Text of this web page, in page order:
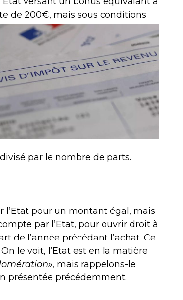
de 200€, mais sous conditions
par le nombre de parts.
l’Etat pour un montant égal, mais
par l’Etat, pour ouvrir droit à
de l’année précédant l’achat. Ce
le voit, l’Etat est en la matière
, mais rappelons-le
présentée précédemment.